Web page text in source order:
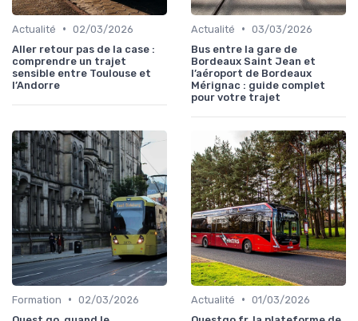
Actualité • 02/03/2026
Aller retour pas de la case :
comprendre un trajet
sensible entre Toulouse et
l’Andorre
Actualité • 03/03/2026
Bus entre la gare de
Bordeaux Saint Jean et
l’aéroport de Bordeaux
Mérignac : guide complet
pour votre trajet
Formation • 02/03/2026
Actualité • 01/03/2026